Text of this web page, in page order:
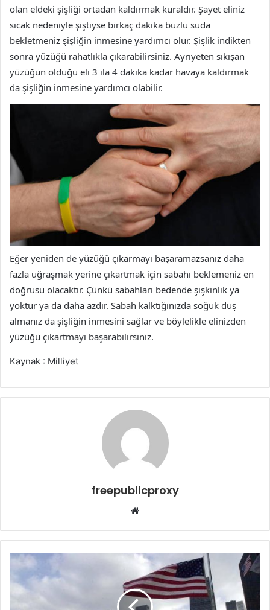
olan eldeki şişliği ortadan kaldırmak kuraldır. Şayet eliniz
sıcak nedeniyle şiştiyse birkaç dakika buzlu suda
bekletmeniz şişliğin inmesine yardımcı olur. Şişlik indikten
sonra yüzüğü rahatlıkla çıkarabilirsiniz. Ayrıyeten sıkışan
yüzüğün olduğu eli 3 ila 4 dakika kadar havaya kaldırmak
da şişliğin inmesine yardımcı olabilir.
Eğer yeniden de yüzüğü çıkarmayı başaramazsanız daha
fazla uğraşmak yerine çıkartmak için sabahı beklemeniz en
doğrusu olacaktır. Çünkü sabahları bedende şişkinlik ya
yoktur ya da daha azdır. Sabah kalktığınızda soğuk duş
almanız da şişliğin inmesini sağlar ve böylelikle elinizden
yüzüğü çıkartmayı başarabilirsiniz.
Kaynak : Milliyet
freepublicproxy
Web